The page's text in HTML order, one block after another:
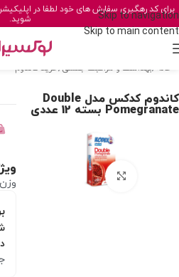
Skip to navigation
Skip to main content
برای کد رهگیری سفارش های خود لطفا در
شوید.
خانه /بهداشت و مراقبت جنسی / خرید کاندوم
کاندوم کدکس مدل Double
Pomegranate بسته 12 عددی
برای بزرگنمایی کلیک کنید
وزن:45